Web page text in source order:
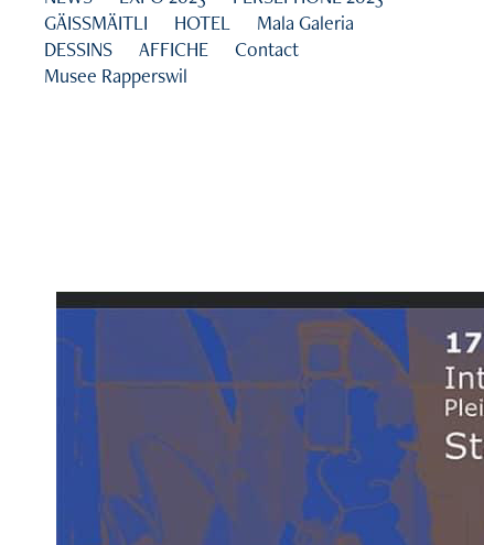
GÄISSMÄITLI
HOTEL
Mala Galeria
DESSINS
AFFICHE
Contact
Musee Rapperswil